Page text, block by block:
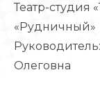
Театр-студия
«Рудничный»